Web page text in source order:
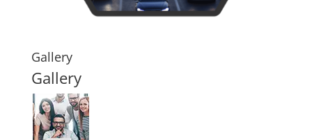
Gallery
Gallery